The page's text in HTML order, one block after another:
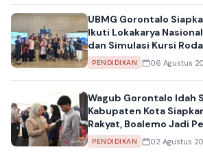
UBMG Gorontalo
Ikuti Lokakarya
dan Simulasi Kursi
PENDIDIKAN 06 Agustus
Wagub Gorontalo Idah
Kabupaten Kota
Rakyat, Boalemo Jadi
PENDIDIKAN 02 Agustus